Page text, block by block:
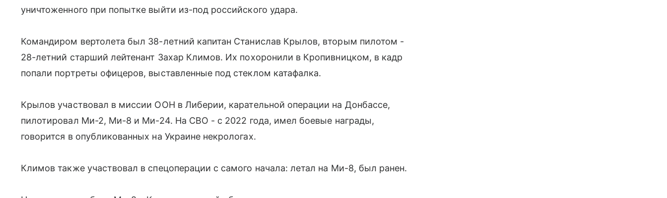
уничтоженного при попытке выйти из-под российского удара.
Командиром вертолета был 38-летний капитан Станислав Крылов, вторым пилотом -
28-летний старший лейтенант Захар Климов. Их похоронили в Кропивницком, в кадр
попали портреты офицеров, выставленные под стеклом катафалка.
Крылов участвовал в миссии ООН в Либерии, карательной операции на Донбассе,
пилотировал Ми-2, Ми-8 и Ми-24. На СВО - с 2022 года, имел боевые награды,
говорится в опубликованных на Украине некрологах.
Климов также участвовал в спецоперации с самого начала: летал на Ми-8, был ранен.